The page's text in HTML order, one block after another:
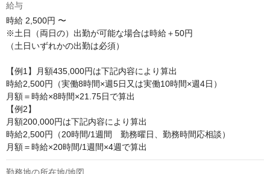
給与
時給 2,500円 〜
※土日（両日の）出勤が可能な場合は時給＋50円
（土日いずれかの出勤は必須）
【例1】月額435,000円は下記内容により算出
時給2,500円（実働8時間×週5日又は実働10時間×週4日）
月額＝時給×8時間×21.75日で算出
【例2】
月額200,000円は下記内容により算出
時給2,500円（20時間/1週間　勤務曜日、勤務時間応相談）
月額＝時給×20時間/1週間×4週で算出